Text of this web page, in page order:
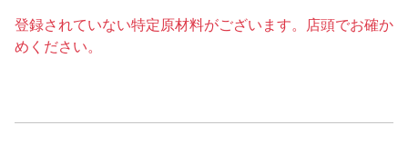
登録されていない特定原材料がございます。店頭でお確か
めください。